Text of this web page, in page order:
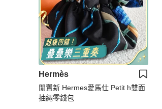
Hermès
閒置新 Hermes愛馬仕 Petit h雙面
抽繩零錢包